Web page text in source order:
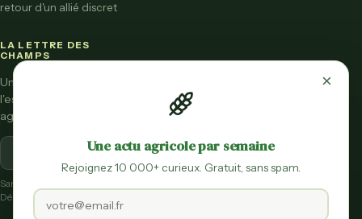
retour d'un allié discret
LA LETTRE DES
CHAMPS
Une fois par mois,
l'essentiel de l'actu
agricole vulgarisée.
S'inscrire
Sans spam.
Désinscription en un clic.
×
Une actu agricole par semaine
Rejoignez 10 000+ curieux. Gratuit, sans spam.